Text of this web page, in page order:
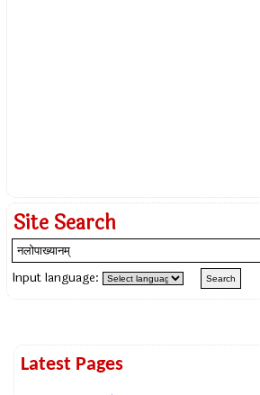
Site Search
Input language:
Latest Pages